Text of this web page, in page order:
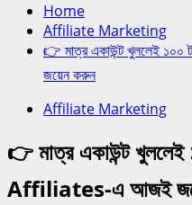
Home
Affiliate Marketing
👉 মাত্র একাউন্ট খুললেই
জয়েন করুন
Affiliate Marketing
👉 মাত্র একাউন্ট
Affiliates-এ আজই